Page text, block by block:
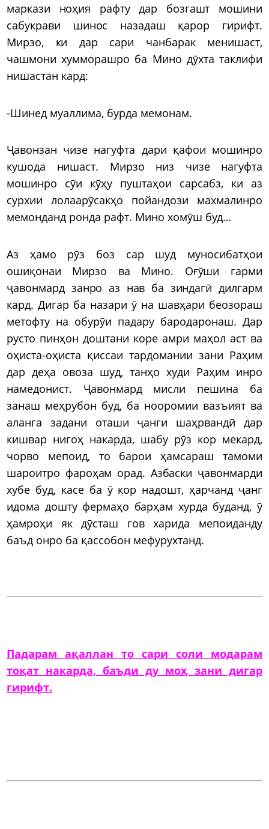
маркази ноҳия рафту дар бозгашт мошини
сабукрави шинос назадаш қарор гирифт.
Мирзо, ки дар сари чанбарак менишаст,
чашмони хумморашро ба Мино дӯхта таклифи
нишастан кард:
-Шинед муаллима, бурда мемонам.
Ҷавонзан чизе нагуфта дари қафои мошинро
кушода нишаст. Мирзо низ чизе нагуфта
мошинро сӯи кӯҳу пуштаҳои сарсабз, ки аз
сурхии лолаарӯсакҳо пойандози махмалинро
мемонданд ронда рафт. Мино хомӯш буд…
Аз ҳамо рӯз боз сар шуд муносибатҳои
ошиқонаи Мирзо ва Мино. Оғӯши гарми
ҷавонмард занро аз нав ба зиндагӣ дилгарм
кард. Дигар ба назари ӯ на шавҳари беозораш
метофту на обурӯи падару бародаронаш. Дар
русто пинҳон доштани коре амри маҳол аст ва
оҳиста-оҳиста қиссаи тардомании зани Раҳим
дар деҳа овоза шуд, танҳо худи Раҳим инро
намедонист. Ҷавонмард мисли пешина ба
занаш меҳрубон буд, ба нооромии вазъият ва
аланга задани оташи ҷанги шаҳрвандӣ дар
кишвар нигоҳ накарда, шабу рӯз кор мекард,
чорво мепоид, то барои ҳамсараш тамоми
шароитро фароҳам орад. Азбаски ҷавонмарди
хубе буд, касе ба ӯ кор надошт, ҳарчанд ҷанг
идома дошту фермаҳо барҳам хурда буданд, ӯ
ҳамроҳи як дӯсташ гов харида мепоиданду
баъд онро ба қассобон мефурухтанд.
Падарам ақаллан то сари соли модарам
тоқат накарда, баъди ду моҳ зани дигар
гирифт.